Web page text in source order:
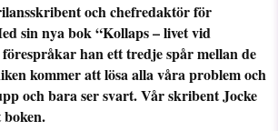
BlueSky
LinkedIn
och chefredaktör för
sin nya bok “Kollaps – livet vid
han ett tredje spår mellan de
kommer att lösa alla våra problem och
och bara ser svart. Vår skribent Jocke
för en hållbar framtid. Sedan
har vår ideella redaktion drivit